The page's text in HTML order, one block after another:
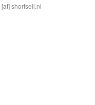
shortsell.nl